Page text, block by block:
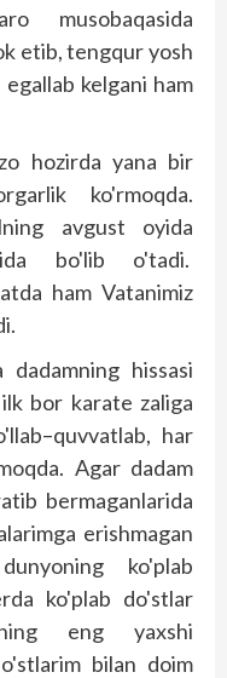
musobaqasida
etib, tengqur yosh
kelgani ham
hozirda yana bir
ko'rmoqda.
avgust oyida
bo'lib o'tadi.
ham Vatanimiz
hissasi
bor karate zaliga
har
Agar dadam
bermaganlarida
erishmagan
ko'plab
ko'plab do'stlar
eng yaxshi
bilan doim